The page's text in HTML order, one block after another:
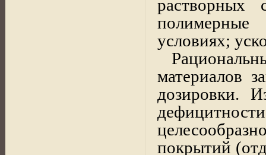
растворных
условиях;
материалов
дозировки.
покрытий